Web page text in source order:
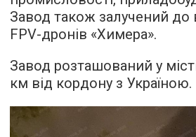
Завод також залучений до
FPV-дронів «Химера».
Завод розташований у
км від кордону з Україною.